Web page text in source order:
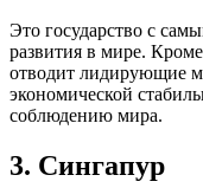
Это государство с
развития в мире.
отводит лидирующие
экономической
соблюдению мира.
3. Сингапур